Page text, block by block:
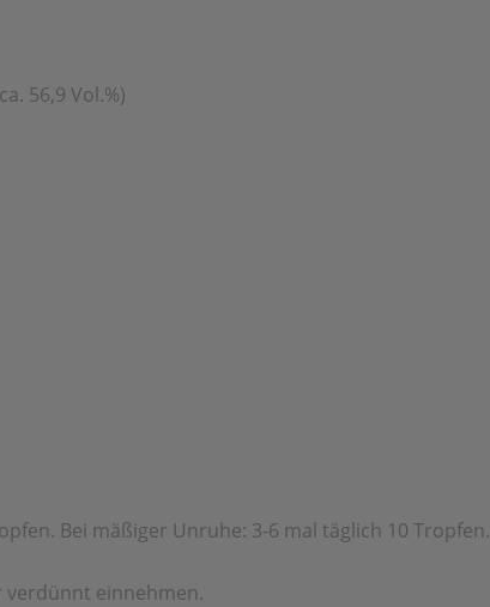
56,9 Vol.%)
Bei mäßiger Unruhe: 3-6 mal täglich 10 Tropfen.
verdünnt einnehmen.